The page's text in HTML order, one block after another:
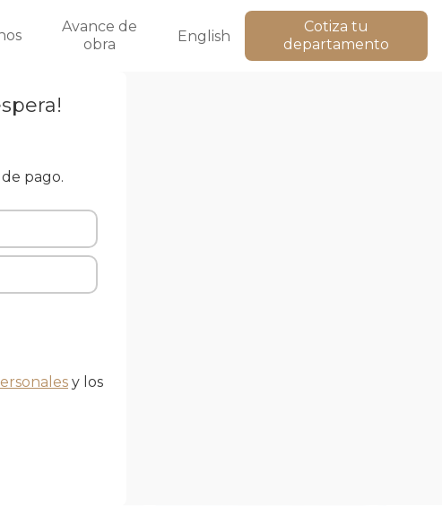
Cotiza tu
departamento
Avance de
obra
English
pago.
y los